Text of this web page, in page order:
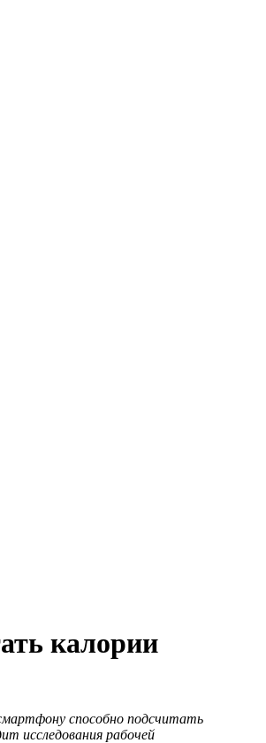
калории
способно подсчитать
исследования рабочей